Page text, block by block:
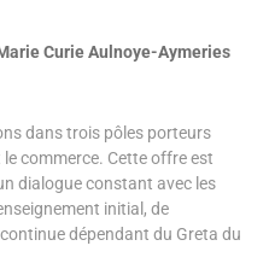
Curie Aulnoye-Aymeries
dans trois pôles porteurs
le commerce. Cette offre est
dialogue constant avec les
initial, de
dépendant du Greta du